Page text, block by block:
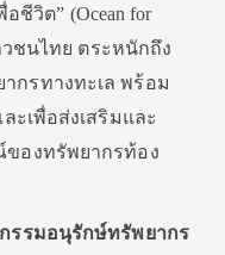
อชีวิต” (Ocean for
วชนไทย ตระหนักถึง
กรทางทะเล พร้อม
ะเพื่อส่งเสริมและ
องทรัพยากรท้อง
รรมอนุรักษ์ทรัพยากร